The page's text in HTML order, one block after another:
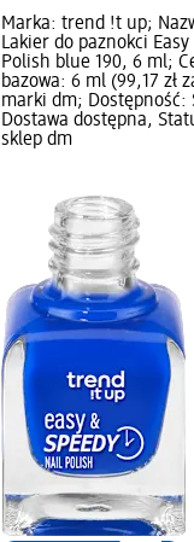
Marka: trend !t up;
Lakier do paznokci
Polish blue 190, 6 ml;
bazowa: 6 ml (99,17 zł
marki dm; Dostępność:
Dostawa dostępna,
sklep dm